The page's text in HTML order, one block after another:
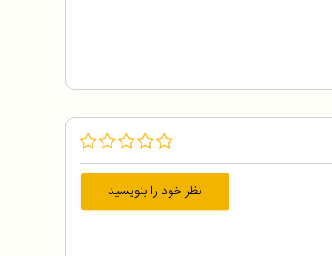
نظر خود را بنویسید